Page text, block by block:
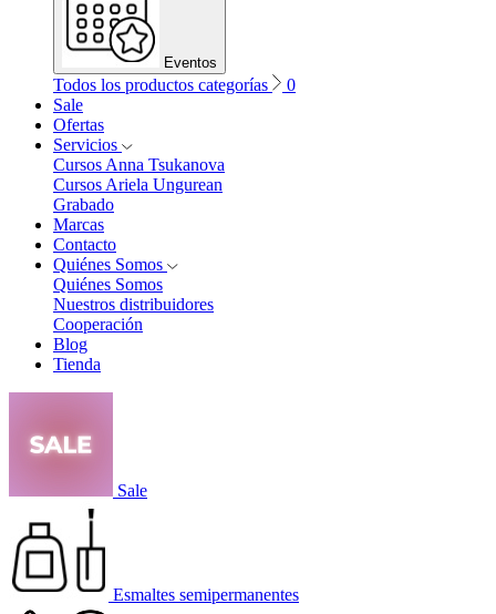
Eventos
Todos los productos categorías
0
Sale
Ofertas
Servicios
Cursos Anna Tsukanova
Cursos Ariela Ungurean
Grabado
Marcas
Contacto
Quiénes Somos
Quiénes Somos
Nuestros distribuidores
Cooperación
Blog
Tienda
Sale
Esmaltes semipermanentes